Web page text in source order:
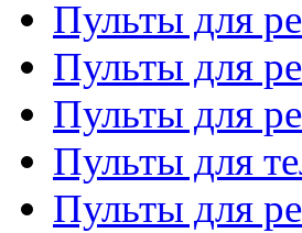
Пульты для
Пульты для
Пульты для
Пульты для
Пульты для